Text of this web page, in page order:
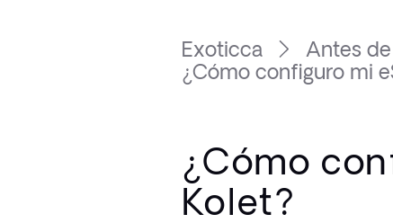
Exoticca Antes
¿Cómo configuro mi
¿Cómo
Kolet?